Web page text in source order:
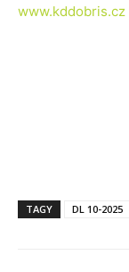
www.kddobris.cz
TAGY DL 10-2025